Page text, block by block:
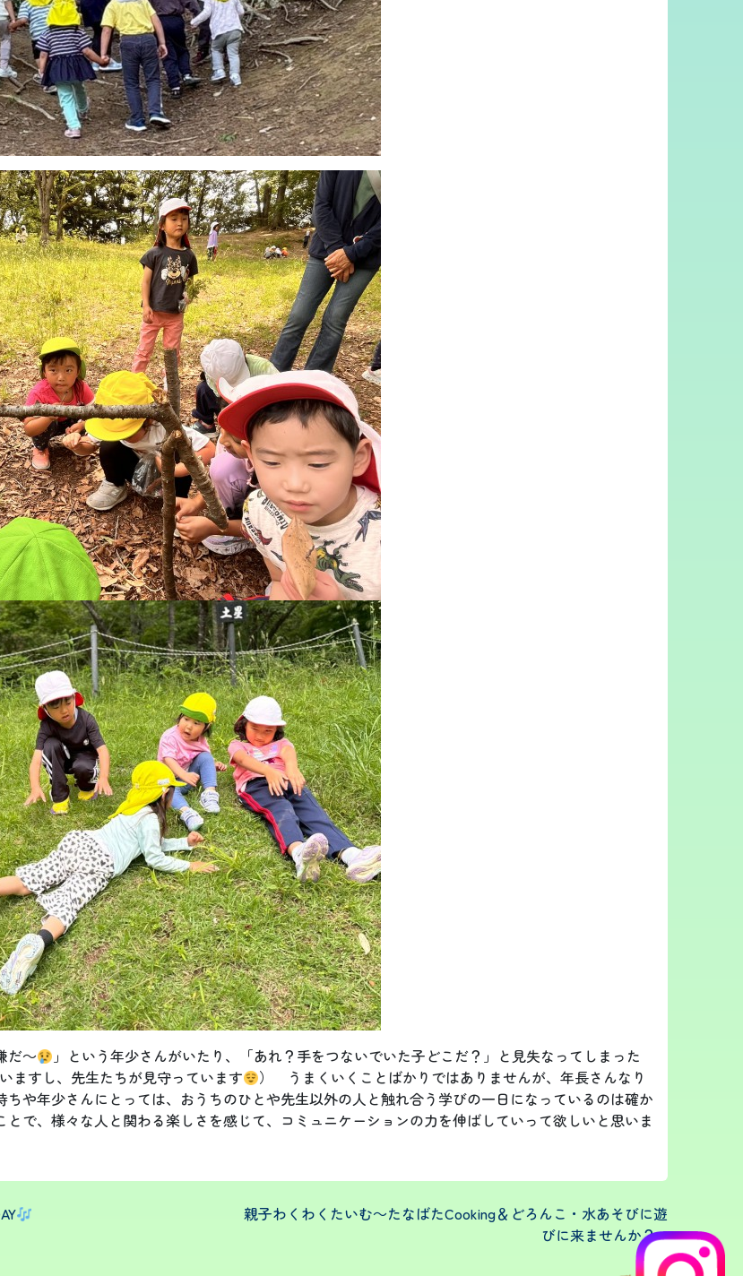
だ～
」という年少さんがいたり、「あれ？手をつないでいた子どこだ？」と見失なってしまった
ますし、先生たちが見守っています
） うまくいくことばかりではありませんが、年長さんなり
ちや年少さんにとっては、おうちのひとや先生以外の人と触れ合う学びの一日になっているのは確か
で、様々な人と関わる楽しさを感じて、コミュニケーションの力を伸ばしていって欲しいと思いま
親子わくわくたいむ～たなばたCooking＆どろんこ・水あそびに遊
びに来ませんか？»